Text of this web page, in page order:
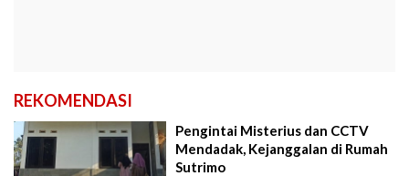
REKOMENDASI
Pengintai Misterius dan CCTV
Mendadak, Kejanggalan di Rumah
Sutrimo